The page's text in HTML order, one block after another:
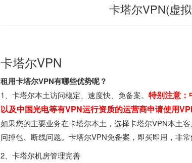
卡塔尔VPN(虚
卡塔尔VPN
租用卡塔尔VPN有哪些优势呢？
1、卡塔尔本土访问稳定、速度快、免备案。 特别注意：
以及中国光电等有VPN运行资质的运营商申请使用
如果您的主要业务在卡塔尔本土，选择卡塔尔VPN本土
问掉包、断线问题。卡塔尔VPN免备案，即买即用，非常
2、卡塔尔机房管理完善